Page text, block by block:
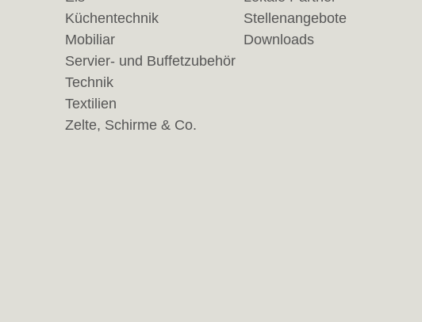
Küchentechnik
Mobiliar
Servier- und Buffetzubehör
Technik
Textilien
Zelte, Schirme & Co.
Stellenangebote
Downloads